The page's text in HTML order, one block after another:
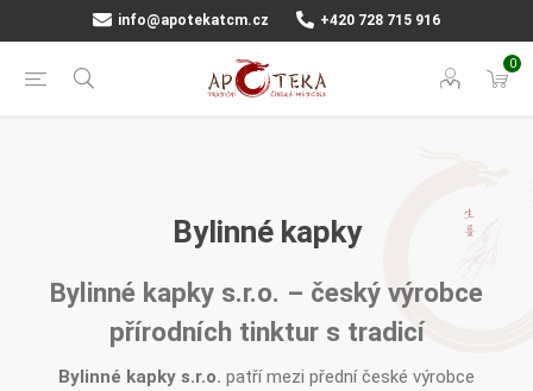
info@apotekatcm.cz +420 728 715 916
0
Bylinné kapky
Bylinné kapky s.r.o. – český výrobce
přírodních tinktur s tradicí
Bylinné kapky s.r.o. patří mezi přední české výrobce